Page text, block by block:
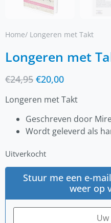
Home/ Longeren met Takt
Longeren met
€24,95 €20,00
Longeren met Takt
Geschreven door
Wordt geleverd als
Uitverkocht
Stuur me een e-
weer op